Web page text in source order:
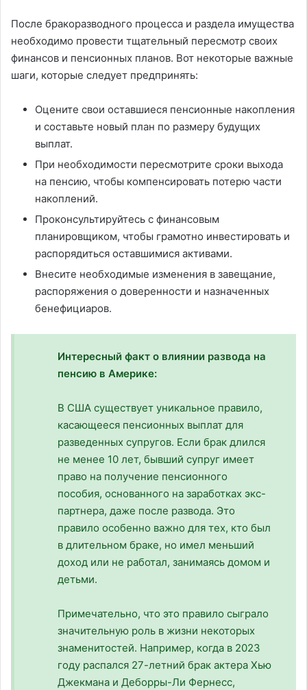
После бракоразводного процесса и раздела имущества
необходимо провести тщательный пересмотр своих
финансов и пенсионных планов. Вот некоторые важные
шаги, которые следует предпринять:
Оцените свои оставшиеся пенсионные накопления
и составьте новый план по размеру будущих
выплат.
При необходимости пересмотрите сроки выхода
на пенсию, чтобы компенсировать потерю части
накоплений.
Проконсультируйтесь с финансовым
планировщиком, чтобы грамотно инвестировать и
распорядиться оставшимися активами.
Внесите необходимые изменения в завещание,
распоряжения о доверенности и назначенных
бенефициаров.
Интересный факт о влиянии развода на
пенсию в Америке:
В США существует уникальное правило,
касающееся пенсионных выплат для
разведенных супругов. Если брак длился
не менее 10 лет, бывший супруг имеет
право на получение пенсионного
пособия, основанного на заработках экс-
партнера, даже после развода. Это
правило особенно важно для тех, кто был
в длительном браке, но имел меньший
доход или не работал, занимаясь домом и
детьми.
Примечательно, что это правило сыграло
значительную роль в жизни некоторых
знаменитостей. Например, когда в 2023
году распался 27-летний брак актера Хью
Джекмана и Деборры-Ли Фернесс,